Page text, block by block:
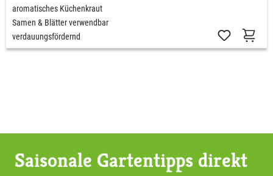
aromatisches Küchenkraut
Samen & Blätter verwendbar
verdauungsfördernd
Saisonale Gartentipps direkt